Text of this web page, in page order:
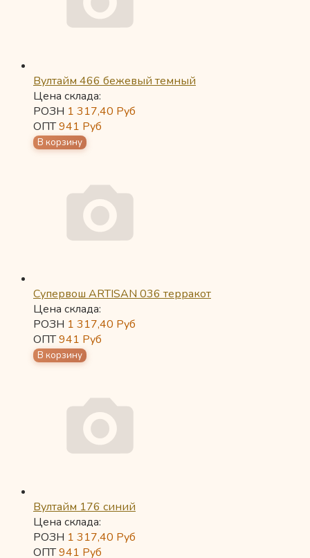
Вултайм 466 бежевый темный
Цена склада:
РОЗН 1 317,40 Руб
ОПТ941 Руб
Супервош ARTISAN 036 терракот
Цена склада:
РОЗН 1 317,40 Руб
ОПТ941 Руб
Вултайм 176 синий
Цена склада:
РОЗН 1 317,40 Руб
ОПТ941 Руб